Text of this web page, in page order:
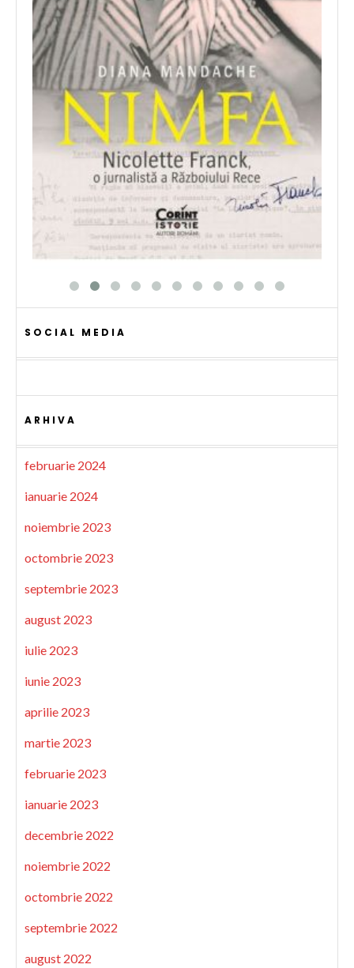
SOCIAL MEDIA
ARHIVA
februarie 2024
ianuarie 2024
noiembrie 2023
octombrie 2023
septembrie 2023
august 2023
iulie 2023
iunie 2023
aprilie 2023
martie 2023
februarie 2023
ianuarie 2023
decembrie 2022
noiembrie 2022
octombrie 2022
septembrie 2022
august 2022